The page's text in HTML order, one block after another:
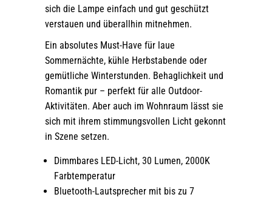
sich die Lampe einfach und gut geschützt
verstauen und überallhin mitnehmen.
Ein absolutes Must-Have für laue
Sommernächte, kühle Herbstabende oder
gemütliche Winterstunden. Behaglichkeit und
Romantik pur – perfekt für alle Outdoor-
Aktivitäten. Aber auch im Wohnraum lässt sie
sich mit ihrem stimmungsvollen Licht gekonnt
in Szene setzen.
Dimmbares LED-Licht, 30 Lumen, 2000K
Farbtemperatur
Bluetooth-Lautsprecher mit bis zu 7